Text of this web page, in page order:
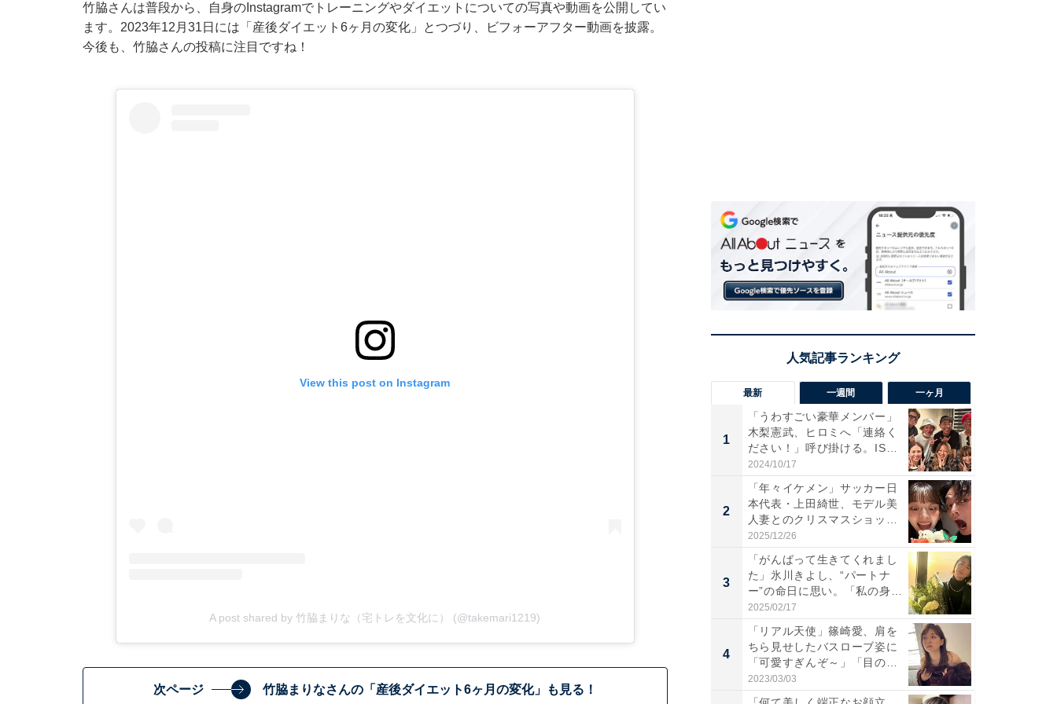
竹脇さんは普段から、自身のInstagramでトレーニングやダイエットについての写真や動画を公開してい
ます。2023年12月31日には「産後ダイエット6ヶ月の変化」とつづり、ビフォーアフター動画を披露。
今後も、竹脇さんの投稿に注目ですね！
View this post on Instagram
A post shared by 竹脇まりな（宅トレを文化に） (@takemari1219)
次ページ 竹脇まりなさんの「産後ダイエット6ヶ月の変化」も見る！
最新 一週間 一ヶ月
1
「うわすごい豪華メンバー」
木梨憲武、ヒロミへ「連絡く
ださい！」呼び掛ける。IS
S...
2024/10/17
2
「年々イケメン」サッカー日
本代表・上田綺世、モデル美
人妻とのクリスマスショット
に...
2025/12/26
3
「がんばって生きてくれまし
た」氷川きよし、“パートナ
ー”の命日に思い。「私の身
体...
2025/02/17
4
「リアル天使」篠崎愛、肩を
ちら見せしたバスローブ姿に
「可愛すぎんぞ～」「目の表
情...
2023/03/03